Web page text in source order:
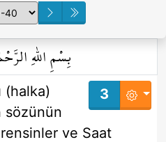
بِسْمِ اللّٰهِ
3
(halka)
sözünün
ve Saat